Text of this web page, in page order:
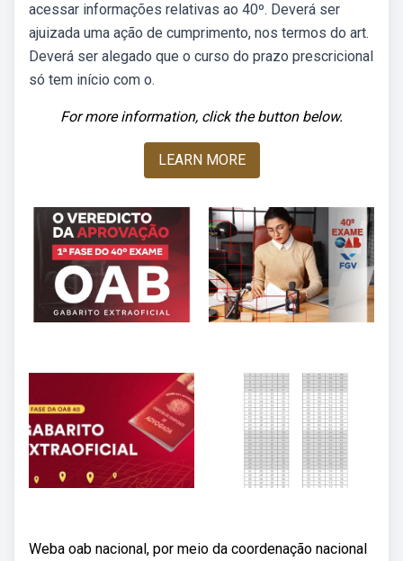
acessar informações relativas ao 40º. Deverá ser
ajuizada uma ação de cumprimento, nos termos do art.
Deverá ser alegado que o curso do prazo prescricional
só tem início com o.
For more information, click the button below.
LEARN MORE
Weba oab nacional, por meio da coordenação nacional